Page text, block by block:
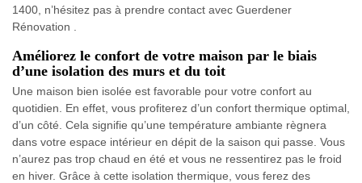
1400, n’hésitez pas à prendre contact avec Guerdener
Rénovation .
Améliorez le confort de votre maison par le biais
d’une isolation des murs et du toit
Une maison bien isolée est favorable pour votre confort au
quotidien. En effet, vous profiterez d’un confort thermique optimal,
d’un côté. Cela signifie qu’une température ambiante règnera
dans votre espace intérieur en dépit de la saison qui passe. Vous
n’aurez pas trop chaud en été et vous ne ressentirez pas le froid
en hiver. Grâce à cette isolation thermique, vous ferez des